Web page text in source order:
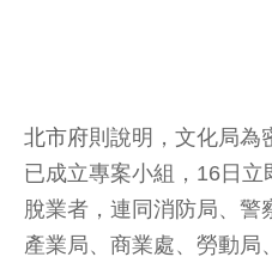
北市府則說明，文化局為
已成立專案小組，16日
脫業者，連同消防局、警
產業局、商業處、勞動局